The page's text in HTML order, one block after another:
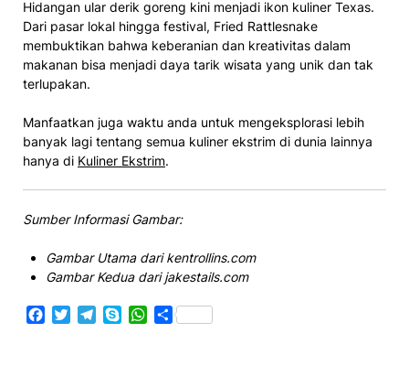
Hidangan ular derik goreng kini menjadi ikon kuliner Texas.
Dari pasar lokal hingga festival, Fried Rattlesnake
membuktikan bahwa keberanian dan kreativitas dalam
makanan bisa menjadi daya tarik wisata yang unik dan tak
terlupakan.
Manfaatkan juga waktu anda untuk mengeksplorasi lebih
banyak lagi tentang semua kuliner ekstrim di dunia lainnya
hanya di Kuliner Ekstrim.
Sumber Informasi Gambar:
Gambar Utama dari kentrollins.com
Gambar Kedua dari jakestails.com
Facebook
TwitterTelegram
SkypeWhatsApp
Share